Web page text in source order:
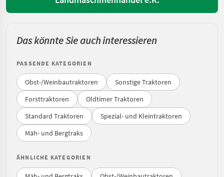
Das könnte Sie auch interessieren
PASSENDE KATEGORIEN
Obst-/Weinbautraktoren
Sonstige Traktoren
Forsttraktoren
Oldtimer Traktoren
Standard Traktoren
Spezial- und Kleintraktoren
Mäh- und Bergtraks
ÄHNLICHE KATEGORIEN